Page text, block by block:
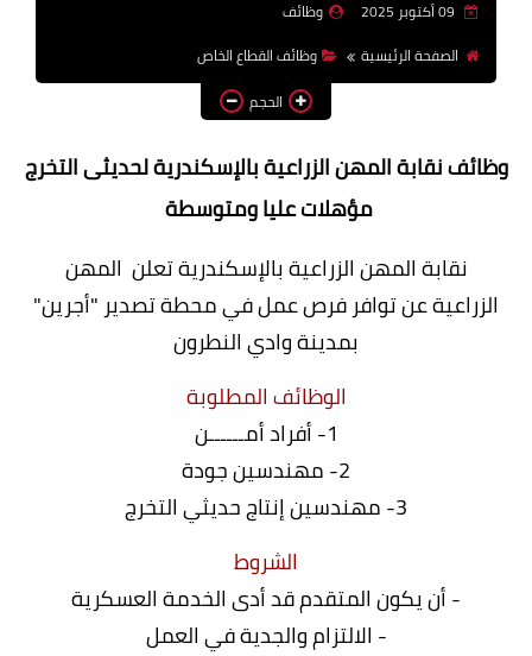
بالجامعات والمعاهد
اخبار
وظائف
الصفحة الرئيسية
وظائف القطاع الخاص
الحجم
وظائف نقابة المهن الزراعية بالإسكندرية لحديثى التخرج
مؤهلات عليا ومتوسطة
نقابة المهن الزراعية بالإسكندرية تعلن المهن
الزراعية عن توافر فرص عمل في محطة تصدير "أجرين"
بمدينة وادي النطرون
الوظائف المطلوبة
1- أفراد أمــــــن
2- مهندسين جودة
3- مهندسين إنتاج حديثي التخرج
الشروط
- أن يكون المتقدم قد أدى الخدمة العسكرية
- الالتزام والجدية في العمل